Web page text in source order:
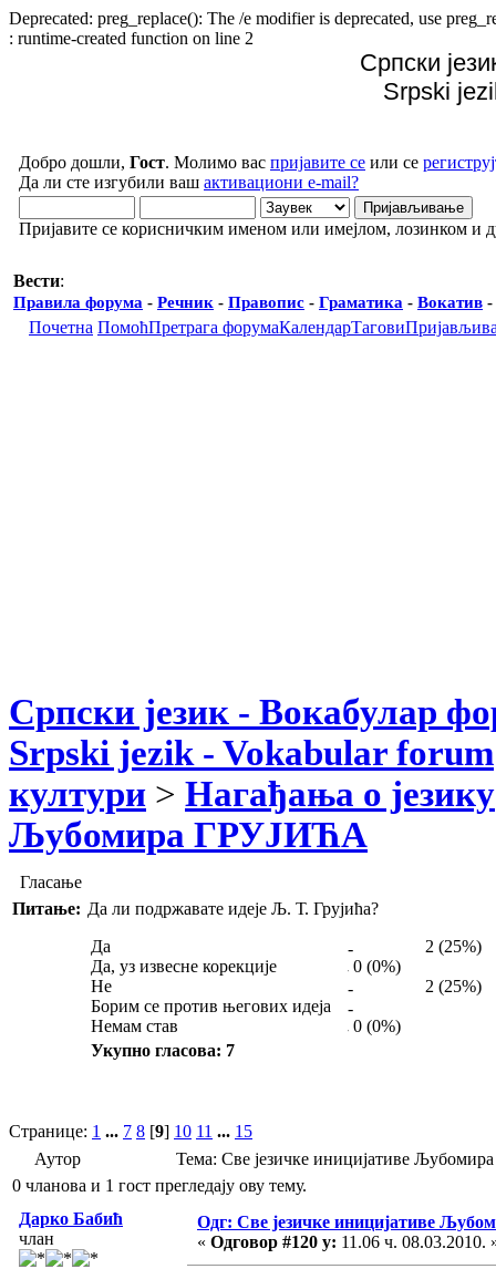
Deprecated: preg_replace(): The /e modifier is deprecated, use
: runtime-created function on line 2
Српски
Srpski
Добро дошли, Гост. Молимо вас пријавите се или се
Да ли сте изгубили ваш активациони e-mail?
Пријавите се корисничким именом или имејлом, лозинком и
Вести:
Правила форума - Речник - Правопис - Граматика - Вокатив -
Почетна ПомоћПретрага форумаКалендарТагови
Српски језик - Вокабулар
Srpski jezik - Vokabular forum
култури > Нагађања о језику
Љубомира ГРУЈИЋА
Гласање
Питање: Да ли подржавате идеје Љ. Т. Грујића?
Да
2 (25%)
Да, уз извесне корекције
0 (0%)
Не
2 (25%)
Борим се против његових идеја
Немам став
0 (0%)
Укупно гласова: 7
Странице: 1 ... 7 8 [9] 10 11 ... 15
Аутор
Тема: Све језичке иницијативе
0 чланова и 1 гост прегледају ову тему.
Дарко Бабић
члан
Одг: Све језичке иницијативе
« Одговор #120 у: 11.06 ч. 08.03.2010.